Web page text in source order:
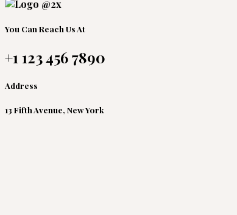
You Can Reach Us At
+1 123 456 7890
Address
13 Fifth Avenue, New York